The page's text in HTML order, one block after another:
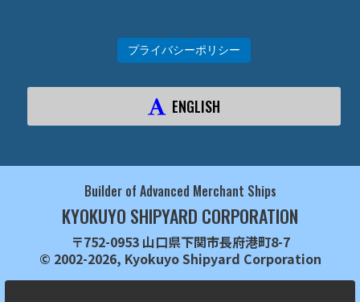
プライバシーポリシー
ENGLISH
Builder of Advanced Merchant Ships
KYOKUYO SHIPYARD CORPORATION
〒752-0953 山口県下関市長府港町8-7
© 2002-2026, Kyokuyo Shipyard Corporation